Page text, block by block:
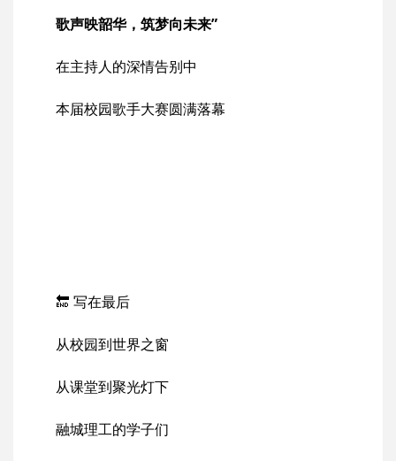
歌声映韶华，筑梦向未来”
在主持人的深情告别中
本届校园歌手大赛圆满落幕
🔚 写在最后
从校园到世界之窗
从课堂到聚光灯下
融城理工的学子们